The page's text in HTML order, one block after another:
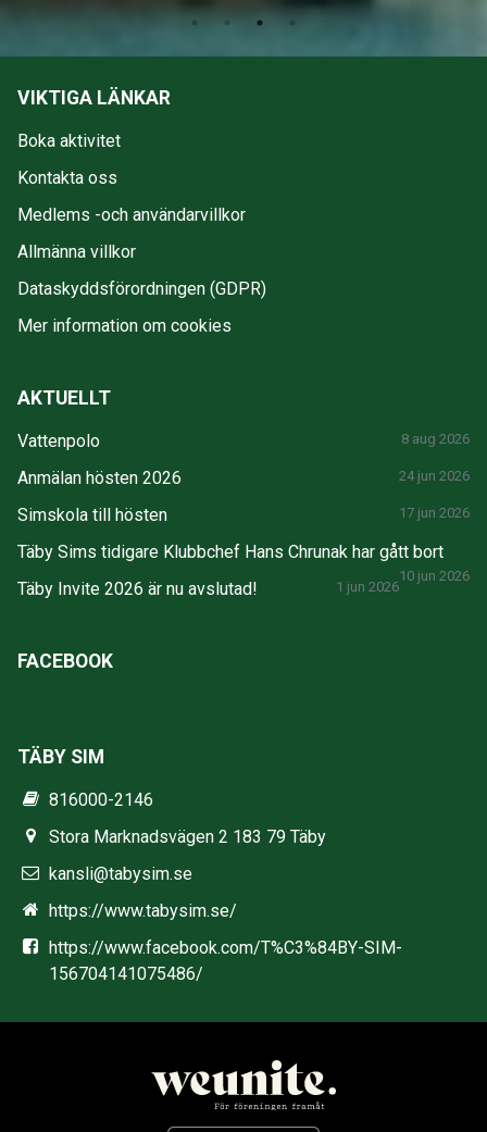
VIKTIGA LÄNKAR
Boka aktivitet
Kontakta oss
Medlems -och användarvillkor
Allmänna villkor
Dataskyddsförordningen (GDPR)
Mer information om cookies
AKTUELLT
Vattenpolo 8 aug 2026
Anmälan hösten 2026 24 jun 2026
Simskola till hösten 17 jun 2026
Täby Sims tidigare Klubbchef Hans Chrunak har gått bort
10 jun 2026
Täby Invite 2026 är nu avslutad! 1 jun 2026
FACEBOOK
TÄBY SIM
816000-2146
Stora Marknadsvägen 2 183 79 Täby
kansli@tabysim.se
https://www.tabysim.se/
https://www.facebook.com/T%C3%84BY-SIM-
156704141075486/